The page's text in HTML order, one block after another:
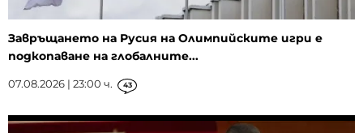
Завръщането на Русия на Олимпийските игри е
подкопаване на глобалните...
07.08.2026 | 23:00 ч. 43